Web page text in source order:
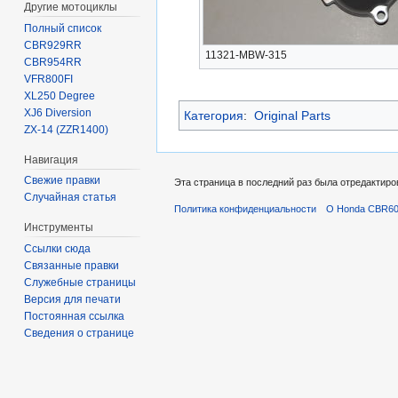
11321-MBW-315
Категория: Original Parts
Другие мотоциклы
Полный список
CBR929RR
CBR954RR
VFR800FI
XL250 Degree
XJ6 Diversion
ZX-14 (ZZR1400)
Навигация
Свежие правки
Случайная статья
Инструменты
Ссылки сюда
Связанные правки
Служебные страницы
Версия для печати
Постоянная ссылка
Сведения о странице
Эта страница в последний раз была
Политика конфиденциальности О Honda